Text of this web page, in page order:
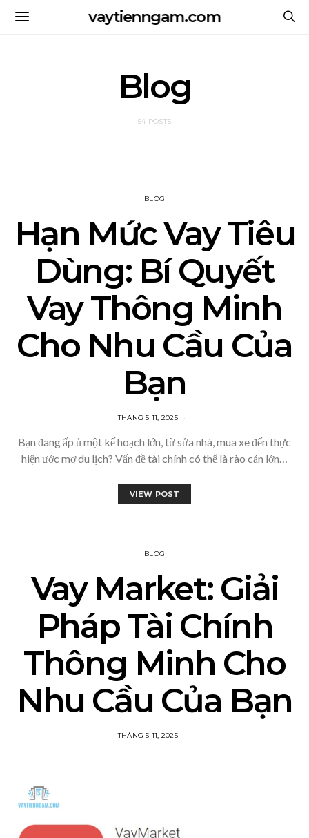
vaytienngam.com
Blog
54 POSTS
BLOG
Hạn Mức Vay Tiêu
Dùng: Bí Quyết
Vay Thông Minh
Cho Nhu Cầu Của
Bạn
THÁNG 5 11, 2025
Bạn đang ấp ủ một kế hoạch lớn, từ sửa nhà, mua xe đến thực
hiện ước mơ du lịch? Vấn đề tài chính có thể là rào cản lớn…
VIEW POST
BLOG
Vay Market: Giải
Pháp Tài Chính
Thông Minh Cho
Nhu Cầu Của Bạn
THÁNG 5 11, 2025